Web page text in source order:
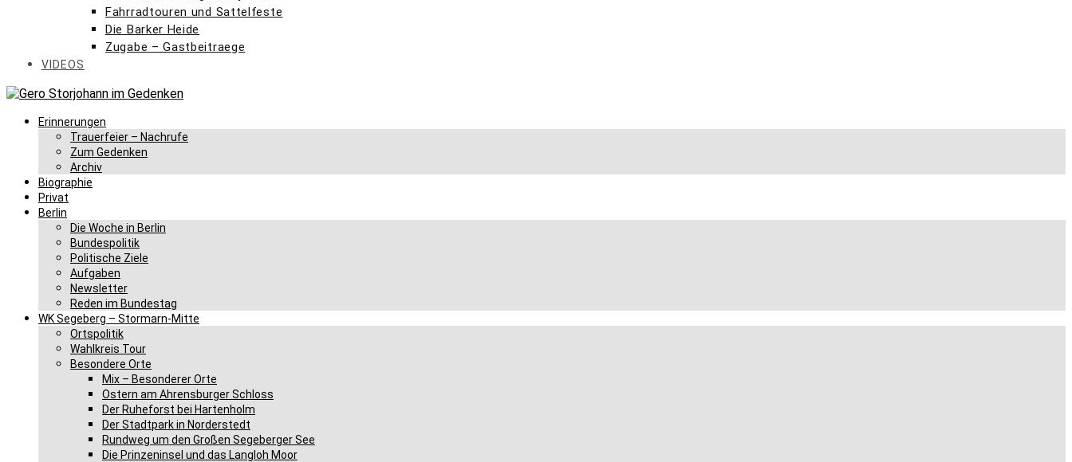
Fahrradtouren und Sattelfeste
Die Barker Heide
Zugabe – Gastbeitraege
VIDEOS
Erinnerungen
Trauerfeier – Nachrufe
Zum Gedenken
Archiv
Biographie
Privat
Berlin
Die Woche in Berlin
Bundespolitik
Politische Ziele
Aufgaben
Newsletter
Reden im Bundestag
WK Segeberg – Stormarn-Mitte
Ortspolitik
Wahlkreis Tour
Besondere Orte
Mix – Besonderer Orte
Ostern am Ahrensburger Schloss
Der Ruheforst bei Hartenholm
Der Stadtpark in Norderstedt
Rundweg um den Großen Segeberger See
Die Prinzeninsel und das Langloh Moor